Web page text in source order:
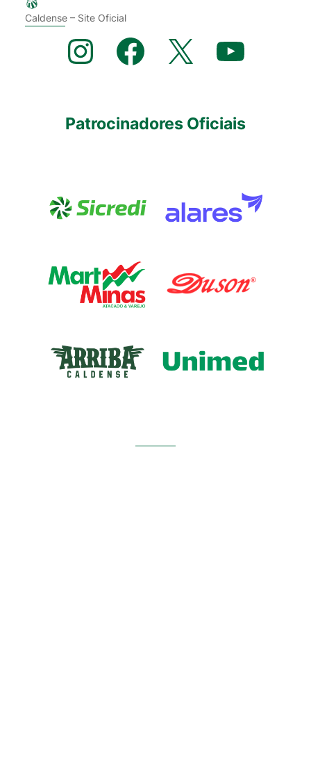
Caldense – Site Oficial
Instagram Facebook X YouTube
Patrocinadores Oficiais